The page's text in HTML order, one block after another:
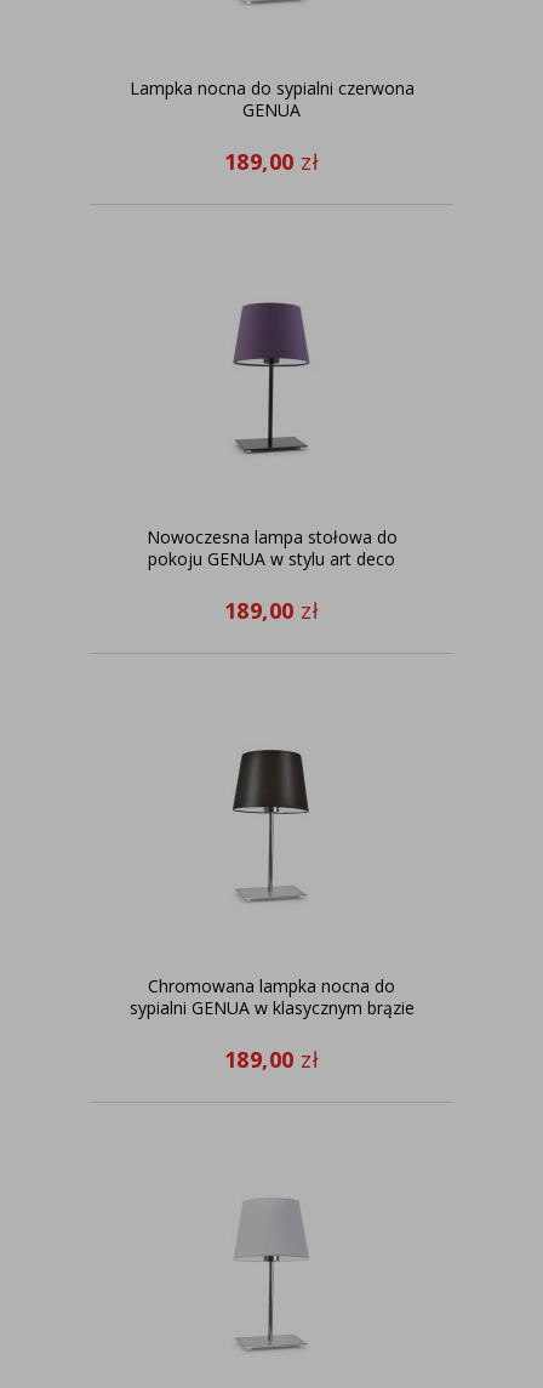
Lampka nocna do sypialni czerwona
GENUA
189,00 zł
Nowoczesna lampa stołowa do
pokoju GENUA w stylu art deco
189,00 zł
Chromowana lampka nocna do
sypialni GENUA w klasycznym brązie
189,00 zł